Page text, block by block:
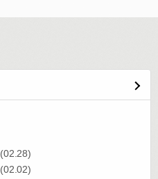
(02.28)
(02.02)